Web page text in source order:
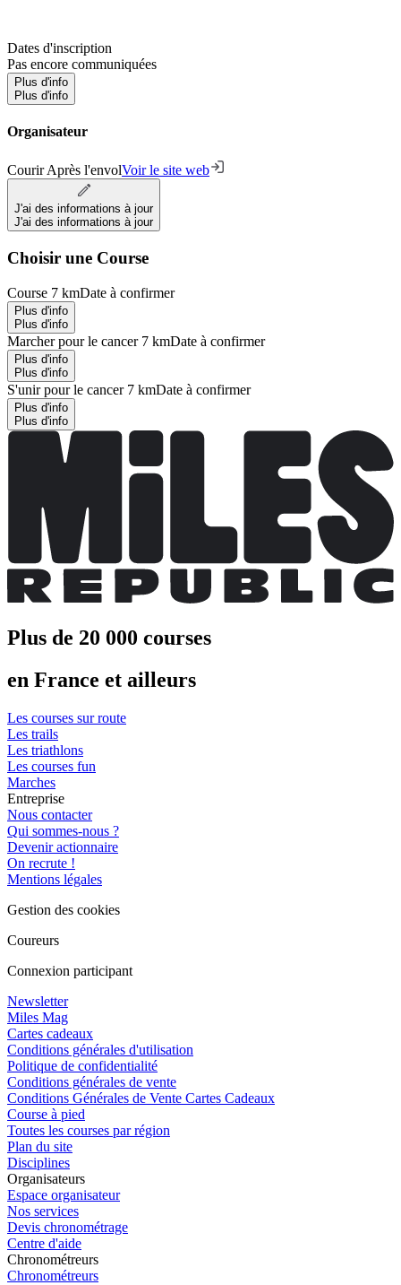
Dates d'inscription
Pas encore communiquées
Plus d'info
Plus d'info
Organisateur
Courir Après l'envolVoir le site web
J'ai des informations à jour
J'ai des informations à jour
Choisir une Course
Course 7 kmDate à confirmer
Plus d'info
Plus d'info
Marcher pour le cancer 7 kmDate à confirmer
Plus d'info
Plus d'info
S'unir pour le cancer 7 kmDate à confirmer
Plus d'info
Plus d'info
Plus de 20 000 courses
en France et ailleurs
Les courses sur route
Les trails
Les triathlons
Les courses fun
Marches
Entreprise
Nous contacter
Qui sommes-nous ?
Devenir actionnaire
On recrute !
Mentions légales
Gestion des cookies
Coureurs
Connexion participant
Newsletter
Miles Mag
Cartes cadeaux
Conditions générales d'utilisation
Politique de confidentialité
Conditions générales de vente
Conditions Générales de Vente Cartes Cadeaux
Course à pied
Toutes les courses par région
Plan du site
Disciplines
Organisateurs
Espace organisateur
Nos services
Devis chronométrage
Centre d'aide
Chronométreurs
Chronométreurs